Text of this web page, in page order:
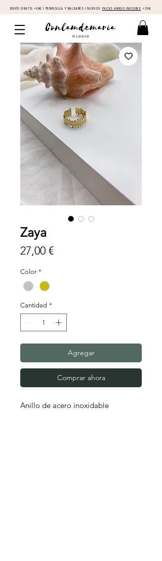
ENVÍO GRATIS +50€ I PENINSULA Y BALEARES I NUEVOS PACKS AMIGO INVISIBLE <30€
Zaya
27,00 €Precio
Color *
Cantidad *
Agregar
Comprar ahora
Anillo de acero inoxidable